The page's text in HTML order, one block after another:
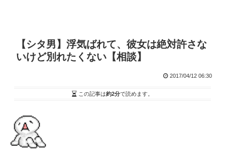
【シタ男】浮気ばれて、彼女は絶対許さな
いけど別れたくない【相談】
2017/04/12 06:30
この記事は約2分で読めます。